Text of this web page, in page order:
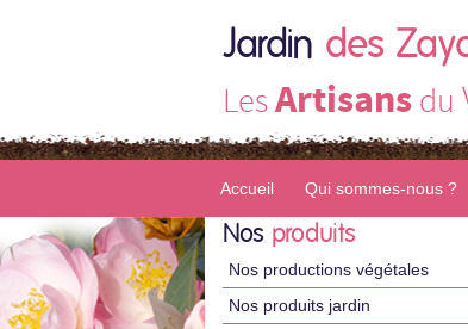
Jardin des
LesArtisans du
Accueil Qui sommes-nous ?
Nos produits
Nos productions végétales
Nos produits jardin